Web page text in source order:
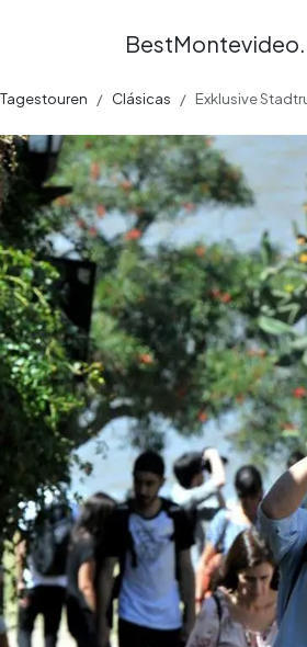
Tagestouren Clásicas Exklusive